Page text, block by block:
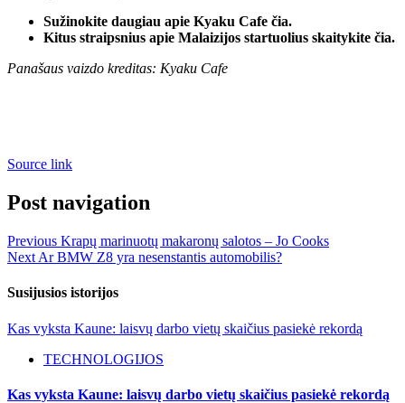
Sužinokite daugiau apie Kyaku Cafe čia.
Kitus straipsnius apie Malaizijos startuolius skaitykite čia.
Panašaus vaizdo kreditas: Kyaku Cafe
Source link
Post navigation
Previous Krapų marinuotų makaronų salotos – Jo Cooks
Next Ar BMW Z8 yra nesenstantis automobilis?
Susijusios istorijos
Kas vyksta Kaune: laisvų darbo vietų skaičius pasiekė rekordą
TECHNOLOGIJOS
Kas vyksta Kaune: laisvų darbo vietų skaičius pasiekė rekordą